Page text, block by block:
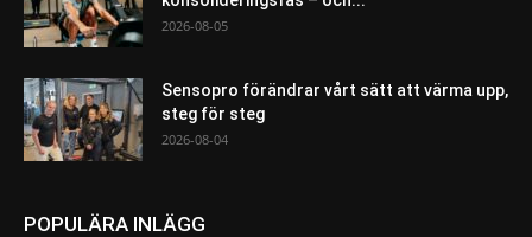
2026-08-05
Sensopro förändrar vårt sätt att värma upp,
steg för steg
2026-08-04
POPULÄRA INLÄGG